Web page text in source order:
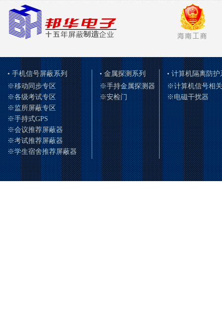
• 手机信号屏蔽系列
※移动同步专区
※各级考试专区
※监所屏蔽专区
※手持式GPS
※会议推荐屏蔽器
※考试推荐屏蔽器
※学生宿舍推荐屏蔽器
• 金属探测系列
※手持金属探测器
※安检门
• 计算机隔离防护
※计算机信号相
※电磁干扰器